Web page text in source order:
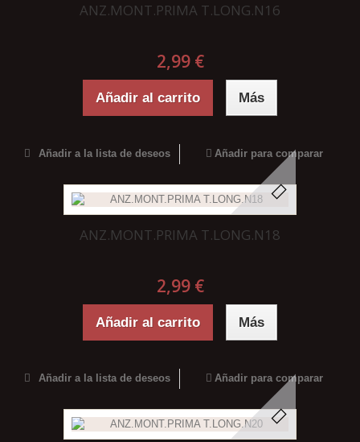
ANZ.MONT.PRIMA T.LONG.N16
2,99 €
Añadir al carrito Más
Añadir a la lista de deseos Añadir para comparar
ANZ.MONT.PRIMA T.LONG.N18
2,99 €
Añadir al carrito Más
Añadir a la lista de deseos Añadir para comparar